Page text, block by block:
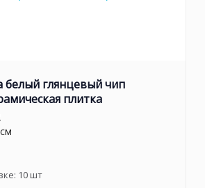
белый глянцевый чип
плитка
10шт